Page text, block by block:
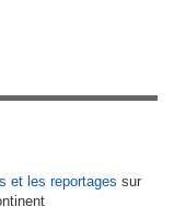
et les reportages sur